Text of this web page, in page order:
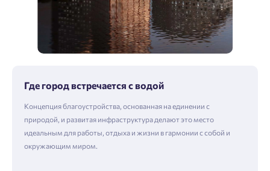
Где город встречается с водой
Концепция благоустройства, основанная на единении с
природой, и развитая инфраструктура делают это место
идеальным для работы, отдыха и жизни в гармонии с собой и
окружающим миром.